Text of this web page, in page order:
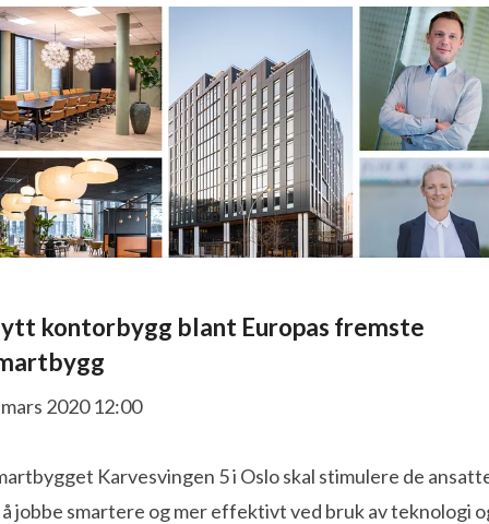
kontorbygg blant Europas fremste
2020 12:00
Karvesvingen 5 i Oslo skal stimulere de
jobbe smartere og mer effektivt ved bruk av teknologi